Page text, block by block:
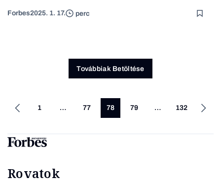
Forbes2025. 1. 17. perc
Továbbiak Betöltése
1 … 77 78 79 … 132
Rovatok